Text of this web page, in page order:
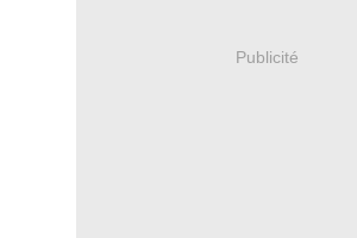
Publicité